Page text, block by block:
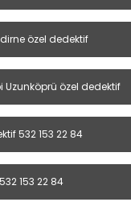
özel dedektif
Uzunköprü özel dedektif
532 153 22 84
153 22 84